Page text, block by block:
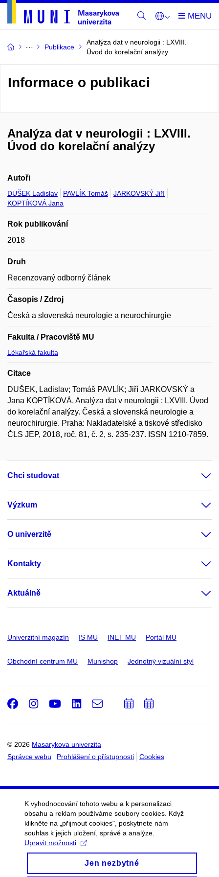
Publikace
Analýza dat v neurologii : LXVIII.
Úvod do korelační analýzy
Informace o publikaci
Analýza dat v neurologii : LXVIII.
Úvod do korelační analýzy
Autoři
DUŠEK Ladislav PAVLÍK Tomáš
JARKOVSKÝ Jiří
KOPTÍKOVÁ Jana
Rok publikování
2018
Druh
Recenzovaný odborný článek
Časopis / Zdroj
Česká a slovenská neurologie a neurochirurgie
Fakulta / Pracoviště MU
Lékařská fakulta
Citace
DUŠEK, Ladislav; Tomáš PAVLÍK; Jiří JARKOVSKÝ a
Jana KOPTÍKOVÁ. Analýza dat v neurologii : LXVIII. Úvod
do korelační analýzy. Česká a slovenská neurologie a
neurochirurgie. Praha: Nakladatelské a tiskové středisko
ČLS JEP, 2018, roč. 81, č. 2, s. 235-237. ISSN 1210-7859.
Chci studovat
Výzkum
O univerzitě
Kontakty
Aktuálně
Univerzitní magazín IS MU INET MU Portál MU
Obchodní centrum MU Munishop Jednotný vizuální styl
© 2026 Masarykova univerzita
Správce webu
Prohlášení o přístupnosti Cookies
Facebook
Instagram
Youtube
LinkedIn
e-
PřidatPřidat
K vyhodnocování tohoto webu a k personalizaci
obsahu a reklam používáme soubory cookies. Když
klikněte na „přijmout cookies", poskytnete nám
souhlas k jejich uložení, správě a analýze.
Upravit možnosti
Jen nezbytné